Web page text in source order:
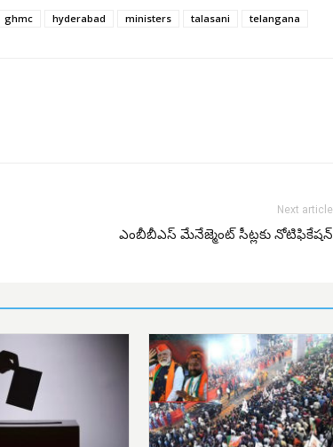
ghmc hyderabad ministers talasani telangana
Next article
ఎంబీబీఎస్ మేనేజ్మెంట్ సీట్లకు నోటిఫికేషన్